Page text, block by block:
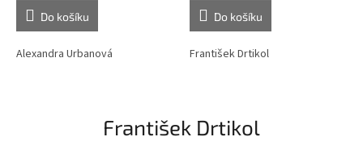
Do košíku
Alexandra Urbanová
Do košíku
František Drtikol
František Drtikol